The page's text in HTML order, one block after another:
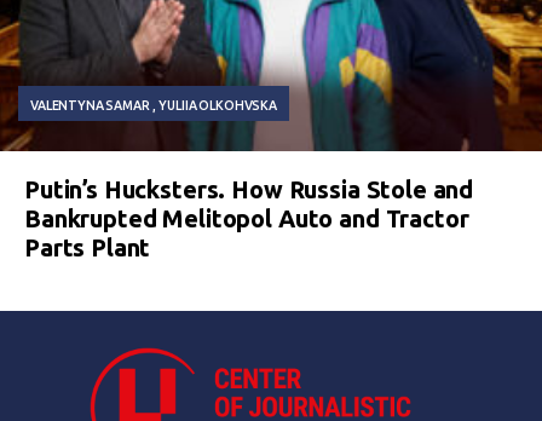
VALENTYNA SAMAR YULIIA OLKOHVSKA
Putin’s Hucksters. How Russia Stole and
Bankrupted Melitopol Auto and Tractor
Parts Plant